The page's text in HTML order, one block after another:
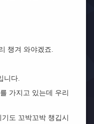
챙겨 와야겠죠.
니다.
가지고 있는데 우리
도 꼬박꼬박 챙깁시